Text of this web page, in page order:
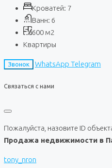
Кроватей: 7
Ванн: 6
600 м2
Квартиры
Звонок WhatsApp Telegram
Связаться с нами
Пожалуйста, назовите ID
Продажа недвижимости в
tony_nron